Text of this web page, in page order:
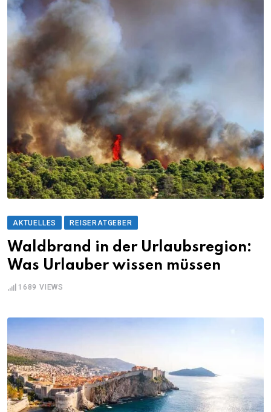
AKTUELLES REISERATGEBER
Waldbrand in der Urlaubsregion:
Was Urlauber wissen müssen
1689 VIEWS